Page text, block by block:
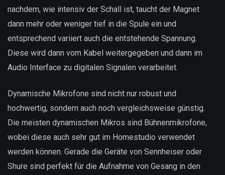
nachdem, wie intensiv der Schall ist, taucht der Magnet
dann mehr oder weniger tief in die Spule ein und
entsprechend variiert auch die entstehende Spannung.
Diese wird dann vom Kabel weitergegeben und dann im
Audio Interface zu digitalen Signalen verarbeitet.
Dynamische Mikrofone sind nicht nur robust und
hochwertig, sondern auch noch vergleichsweise günstig.
Die meisten dynamischen Mikros sind Bühnenmikrofone,
wobei diese auch sehr gut im Homestudio verwendet
werden können. Gerade die Geräte von Sennheiser oder
Shure sind perfekt für die Aufnahme von Gesang in den